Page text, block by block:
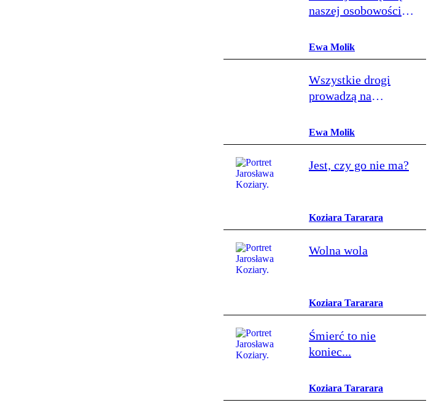
naszej osobowości
Ewa Molik
Wszystkie drogi
prowadzą na
Ewa Molik
Jest, czy go nie ma?
Koziara Tararara
Wolna wola
Koziara Tararara
Śmierć to nie
koniec...
Koziara Tararara